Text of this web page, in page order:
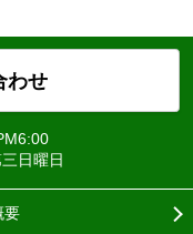
わせ
日曜日
要